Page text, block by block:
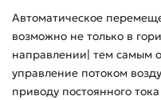
Автоматическое
возможно не только в
направлении| тем самым
управление потоком
приводу постоянного